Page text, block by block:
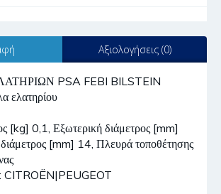
Αξιολογήσεις (0)
PSA FEBI BILSTEIN
ελατηρίου
[kg] 0,1, Εξωτερική διάμετρος [mm]
[mm] 14, Πλευρά τοποθέτησης